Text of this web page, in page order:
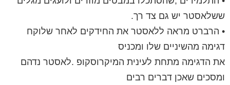
ששלאסטר יש גם צד רך.
• הרברט מראה ללאסטר את החידקים לאחר שלוקח
דגימה מהשיניים שלו ומכניס
את הדגימה מתחת לעינית המיקרוסקופ .לאסטר נדהם
ומסכים שאכן דברים רבים